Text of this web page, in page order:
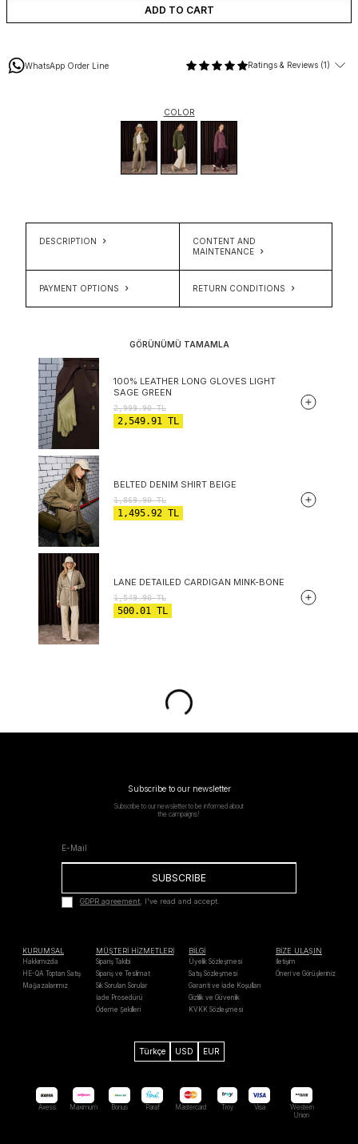
ADD TO CART
WhatsApp Order Line Ratings & Reviews (1)
COLOR
DESCRIPTION
CONTENT AND
MAINTENANCE
PAYMENT OPTIONS RETURN CONDITIONS
GÖRÜNÜMÜ TAMAMLA
100% LEATHER LONG GLOVES LIGHT
SAGE GREEN
2,999.90TL
2,549.91 TL
BELTED DENIM SHIRT BEIGE
1,869.90TL
1,495.92 TL
LANE DETAILED CARDIGAN MINK-BONE
1,549.90TL
500.01 TL
Subscribe to our newsletter
Subscribe to our newsletter to be informed about
the campaigns!
SUBSCRIBE
GDPR agreement, I've read and accept.
KURUMSAL
Hakkımızda
HE-QA Toptan Satış
Mağazalarımız
MÜŞTERİ HİZMETLERİ
Sipariş Takibi
Sipariş ve Teslimat
Sık Sorulan Sorular
İade Prosedürü
Ödeme Şekilleri
BİLGİ
Üyelik Sözleşmesi
Satış Sözleşmesi
Garanti ve İade Koşulları
Gizlilik ve Güvenlik
KVKK Sözleşmesi
BİZE ULAŞIN
İletişim
Öneri ve Görüşleriniz
Türkçe USD EUR
Axess Maximum Bonus Paraf Mastercard Troy Visa
Western
Unıon